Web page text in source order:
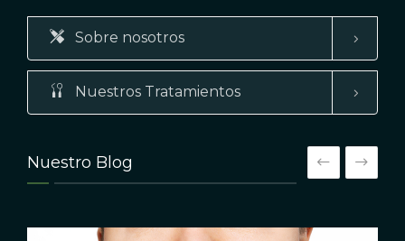
Sobre nosotros
Nuestros Tratamientos
Nuestro Blog